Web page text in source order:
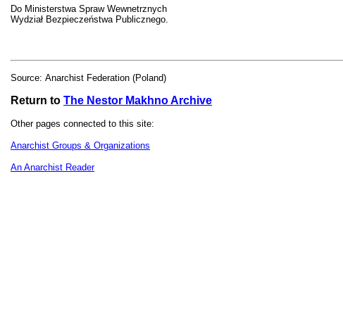
Do Ministerstwa Spraw Wewnetrznych
Wydział Bezpieczeństwa Publicznego.
Source: Anarchist Federation (Poland)
Return to The Nestor Makhno Archive
Other pages connected to this site:
Anarchist Groups & Organizations
An Anarchist Reader